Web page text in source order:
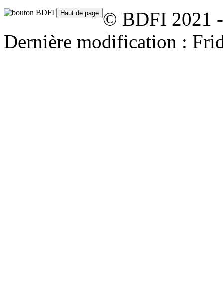
© BDFI 2021
Dernière modification :